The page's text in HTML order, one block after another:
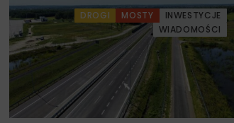
DROGI MOSTY
INWESTYCJE
WIADOMOŚCI